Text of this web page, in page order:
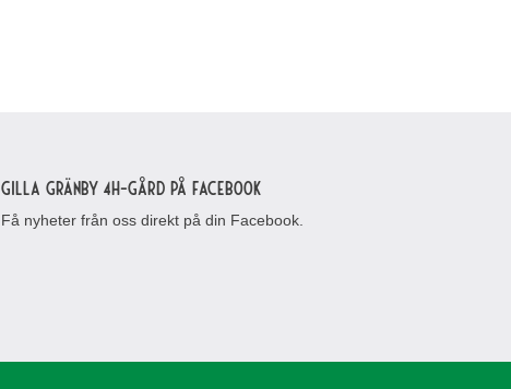
Gilla Gränby 4H-gård på Facebook
Få nyheter från oss direkt på din Facebook.